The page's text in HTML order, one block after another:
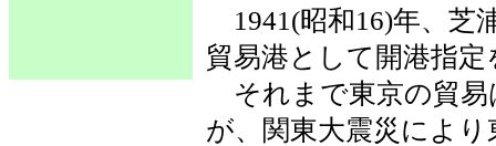
1941(昭和16)年、芝
貿易港として開港指
それまで東京の貿易
が、関東大震災によ